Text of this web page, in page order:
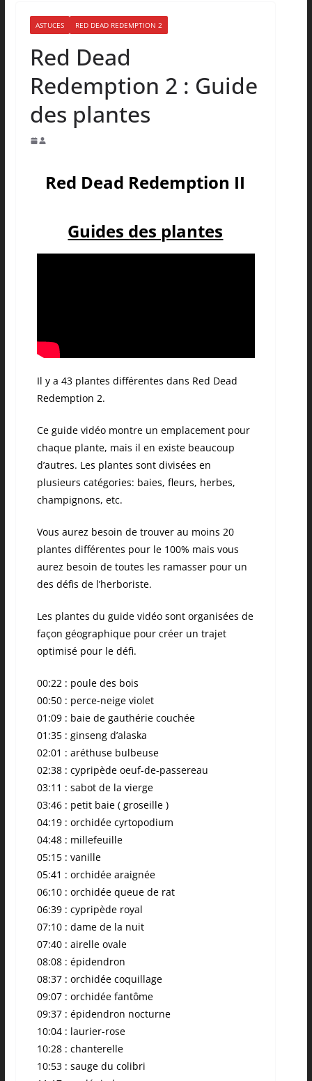
ASTUCES RED DEAD REDEMPTION 2
Red Dead
Redemption 2 : Guide
des plantes
Red Dead Redemption II
Guides des plantes
Il y a 43 plantes différentes dans Red Dead
Redemption 2.
Ce guide vidéo montre un emplacement pour
chaque plante, mais il en existe beaucoup
d’autres. Les plantes sont divisées en
plusieurs catégories: baies, fleurs, herbes,
champignons, etc.
Vous aurez besoin de trouver au moins 20
plantes différentes pour le 100% mais vous
aurez besoin de toutes les ramasser pour un
des défis de l’herboriste.
Les plantes du guide vidéo sont organisées de
façon géographique pour créer un trajet
optimisé pour le défi.
00:22 : poule des bois
00:50 : perce-neige violet
01:09 : baie de gauthérie couchée
01:35 : ginseng d’alaska
02:01 : aréthuse bulbeuse
02:38 : cypripède oeuf-de-passereau
03:11 : sabot de la vierge
03:46 : petit baie ( groseille )
04:19 : orchidée cyrtopodium
04:48 : millefeuille
05:15 : vanille
05:41 : orchidée araignée
06:10 : orchidée queue de rat
06:39 : cypripède royal
07:10 : dame de la nuit
07:40 : airelle ovale
08:08 : épidendron
08:37 : orchidée coquillage
09:07 : orchidée fantôme
09:37 : épidendron nocturne
10:04 : laurier-rose
10:28 : chanterelle
10:53 : sauge du colibri